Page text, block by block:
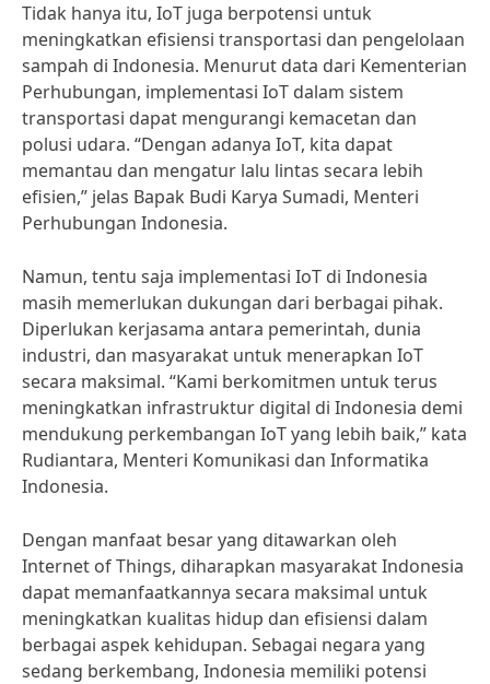
Tidak hanya itu, IoT juga berpotensi untuk
meningkatkan efisiensi transportasi dan pengelolaan
sampah di Indonesia. Menurut data dari Kementerian
Perhubungan, implementasi IoT dalam sistem
transportasi dapat mengurangi kemacetan dan
polusi udara. “Dengan adanya IoT, kita dapat
memantau dan mengatur lalu lintas secara lebih
efisien,” jelas Bapak Budi Karya Sumadi, Menteri
Perhubungan Indonesia.
Namun, tentu saja implementasi IoT di Indonesia
masih memerlukan dukungan dari berbagai pihak.
Diperlukan kerjasama antara pemerintah, dunia
industri, dan masyarakat untuk menerapkan IoT
secara maksimal. “Kami berkomitmen untuk terus
meningkatkan infrastruktur digital di Indonesia demi
mendukung perkembangan IoT yang lebih baik,” kata
Rudiantara, Menteri Komunikasi dan Informatika
Indonesia.
Dengan manfaat besar yang ditawarkan oleh
Internet of Things, diharapkan masyarakat Indonesia
dapat memanfaatkannya secara maksimal untuk
meningkatkan kualitas hidup dan efisiensi dalam
berbagai aspek kehidupan. Sebagai negara yang
sedang berkembang, Indonesia memiliki potensi